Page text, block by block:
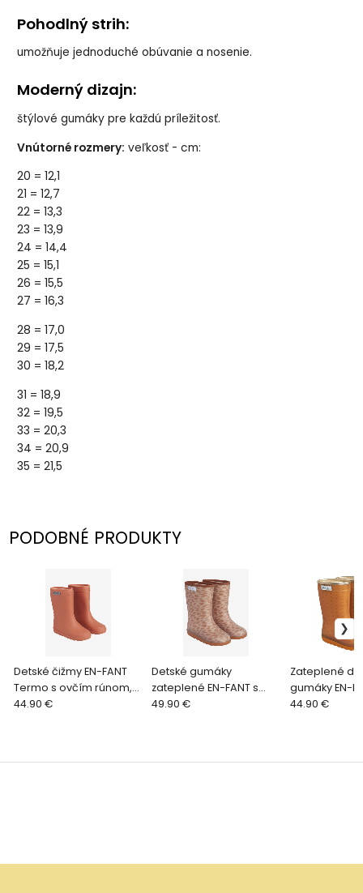
Pohodlný strih:
umožňuje jednoduché obúvanie a nosenie.
Moderný dizajn:
štýlové gumáky pre každú príležitosť.
Vnútorné rozmery: veľkosť - cm:
20 = 12,1
21 = 12,7
22 = 13,3
23 = 13,9
24 = 14,4
25 = 15,1
26 = 15,5
27 = 16,3
28 = 17,0
29 = 17,5
30 = 18,2
31 = 18,9
32 = 19,5
33 = 20,3
34 = 20,9
35 = 21,5
PODOBNÉ PRODUKTY
Detské čižmy EN-FANT
Termo s ovčím rúnom,
ORANGE RUST
44.90 €
Detské gumáky
zateplené EN-FANT s
ovčím rúnom,Print
49.90 €
Zateplené
gumáky EN-
s ovčím
44.90 €